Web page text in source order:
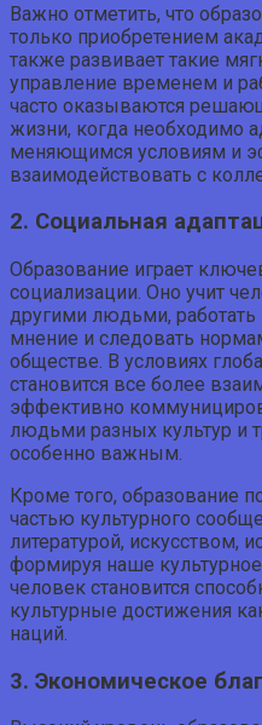
Важно отметить, что
только приобретением
также развивает такие
управление временем и
часто оказываются
жизни, когда необходимо
меняющимся условиям и
взаимодействовать с
2. Социальная
Образование играет
социализации. Оно учит
другими людьми,
мнение и следовать
обществе. В условиях
становится все более
эффективно
людьми разных культур и
особенно важным.
Кроме того, образование
частью культурного
литературой, искусством,
формируя наше
человек становится
культурные достижения
наций.
3. Экономическое